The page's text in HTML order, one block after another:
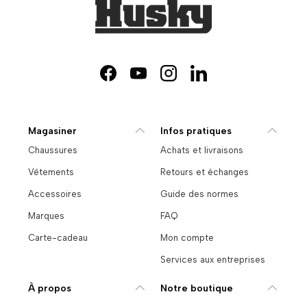
FacebookYouTubeInstagramLinkedIn
Magasiner
Chaussures
Vêtements
Accessoires
Marques
Carte-cadeau
Infos pratiques
Achats et livraisons
Retours et échanges
Guide des normes
FAQ
Mon compte
Services aux entreprises
À propos Notre boutique